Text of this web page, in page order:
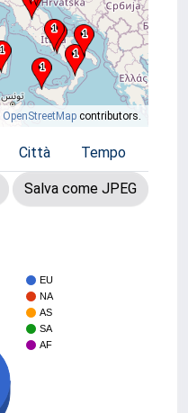
OpenStreetMap contributors.
Città Tempo
Salva come JPEG
EU
NA
AS
SA
AF